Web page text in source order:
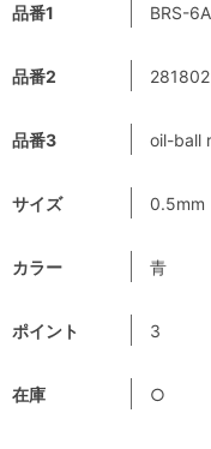
品番1 BRS-
品番2 281802
品番3 oil-ball
サイズ 0.5mm
カラー 青
ポイント 3
在庫 ○